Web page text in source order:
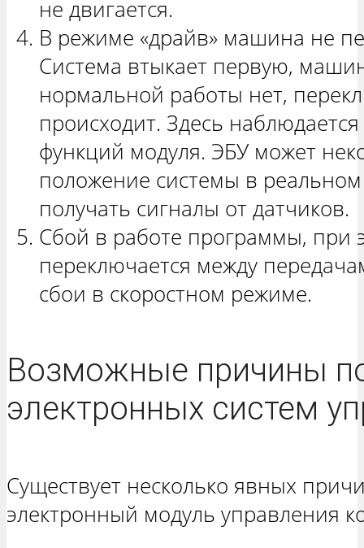
не двигается.
В режиме «драйв» машина не
Система втыкает первую,
нормальной работы нет,
происходит. Здесь
функций модуля. ЭБУ может
положение системы в
получать сигналы от датчиков.
Сбой в работе программы, при
переключается между
сбои в скоростном режиме.
Возможные причины
электронных систем
Существует несколько явных
электронный модуль управления